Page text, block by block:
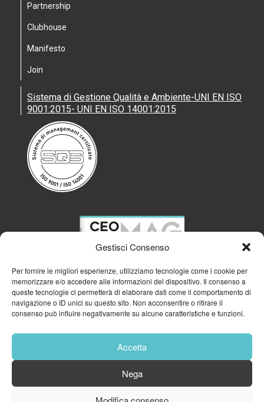
Gestisci Consenso
Per fornire le migliori esperienze, utilizziamo tecnologie come i cookie per
memorizzare e/o accedere alle informazioni del dispositivo. Il consenso a
queste tecnologie ci permetterà di elaborare dati come il comportamento di
navigazione o ID unici su questo sito. Non acconsentire o ritirare il
consenso può influire negativamente su alcune caratteristiche e funzioni.
Accetta
Nega
Partnership
Clubhouse
Manifesto
Join
Sistema di Gestione Qualità e Ambiente-UNI EN ISO
9001:2015- UNI EN ISO 14001:2015
GFA GENERAL MANAGEMENT S.R.L.